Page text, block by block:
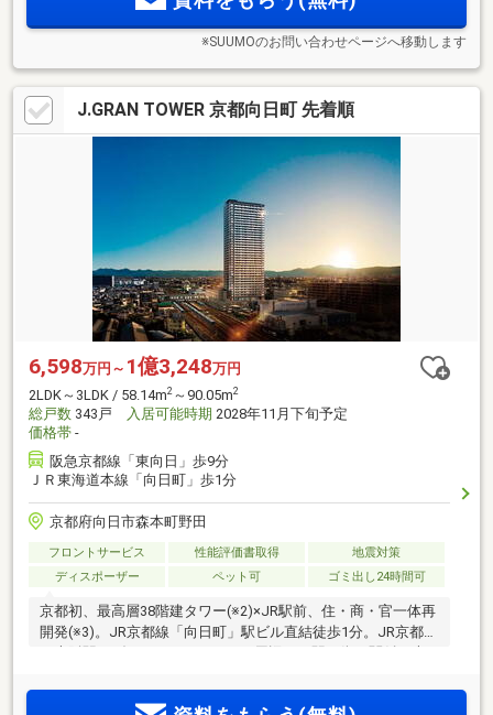
※SUUMOのお問い合わせページへ移動します
J.GRAN TOWER 京都向日町 先着順
6,598万円～ 1億3,248万円
2LDK～3LDK / 58.14m2 ～90.05m2
総戸数 343戸 入居可能時期 2028年11月下旬予定
価格帯 -
阪急京都線「東向日」歩9分
ＪＲ東海道本線「向日町」歩1分
京都府向日市森本町野田
フロントサービス 性能評価書取得
地震対策
ディスポーザー
ペット可 ゴミ出し24時間可
京都初、最高層38階建タワー(※2)×JR駅前、住・商・官一体再
開発(※3)。JR京都線「向日町」駅ビル直結徒歩1分。JR京都駅
サービスが駅前に集約されてさらに便利に。＜物件エントリ